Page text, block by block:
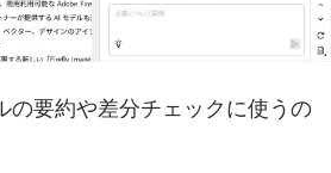
の要約や差分チェックに使うの